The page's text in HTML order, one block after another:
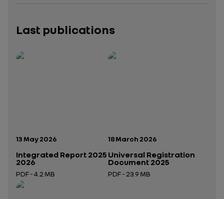
Last publications
Publication date:
13 May 2026
Integrated Report 2025
2026
PDF - 4.2 MB
Open in a new tab
Publication date:
18 March 2026
Universal Registration
Document 2025
PDF - 23.9 MB